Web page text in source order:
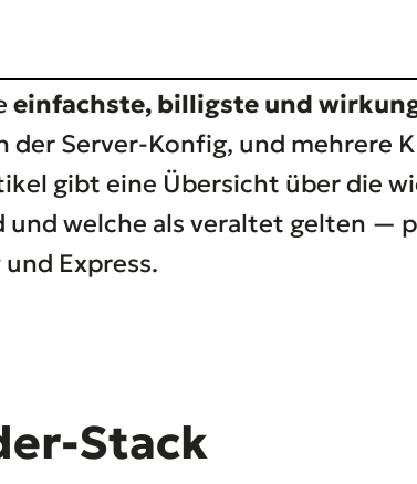
einfachste, billigste und
der Server-Konfig, und mehrere
gibt eine Übersicht über die
welche als veraltet gelten —
Express.
Stack